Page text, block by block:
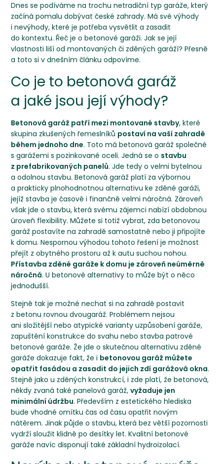
Dnes se podíváme na trochu netradiční typ garáže, který
začíná pomalu dobývat české zahrady. Má své výhody
i nevýhody, které je potřeba vysvětlit a zasadit
do kontextu. Řeč je o betonové garáži. Jak se její
vlastnosti liší od montovaných či zděných garáží? Přesně
a toto si v dnešním článku odpovíme.
Co je to betonová garáž
a jaké jsou její výhody?
Betonová garáž patří mezi montované stavby, které
skupina zkušených řemeslníků postaví na vaší zahradě
během jednoho dne. Toto má betonová garáž společné
s garážemi s pozinkované oceli. Jedná se o stavbu
z prefabrikovaných panelů. Jde tedy o velmi bytelnou
a odolnou stavbu. Betonová garáž platí za výbornou
a prakticky plnohodnotnou alternativu ke zděné garáži,
jejíž stavba je časově i finančně velmi náročná. Zároveň
však jde o stavbu, která svému zájemci nabízí obdobnou
úroveň flexibility. Můžete si totiž vybrat, zda betonovou
garáž postavíte na zahradě samostatně nebo ji připojíte
k domu. Nespornou výhodou tohoto řešení je možnost
přejít z obytného prostoru až k autu suchou nohou.
Přístavba zděné garáže k domu je zároveň neúměrně
náročná. U betonové alternativy to může být o něco
jednodušší.
Stejně tak je možné nechat si na zahradě postavit
z betonu rovnou dvougaráž. Problémem nejsou
ani složitější nebo atypické varianty uzpůsobení garáže,
zapuštění konstrukce do svahu nebo stavba patrové
betonové garáže. Že jde o skutečnou alternativu zděné
garáže dokazuje fakt, že i betonovou garáž můžete
opatřit fasádou a zasadit do jejich zdí garážová okna.
Stejně jako u zděných konstrukcí, i zde platí, že betonová,
někdy zvaná také panelová garáž,vyžaduje jen
minimální údržbu. Především z estetického hlediska
bude vhodné omítku čas od času opatřit novým
nátěrem. Jinak půjde o stavbu, která bez větší pozornosti
vydrží sloužit klidně po desítky let. Kvalitní betonové
garáže navíc disponují také základní hydroizolací.